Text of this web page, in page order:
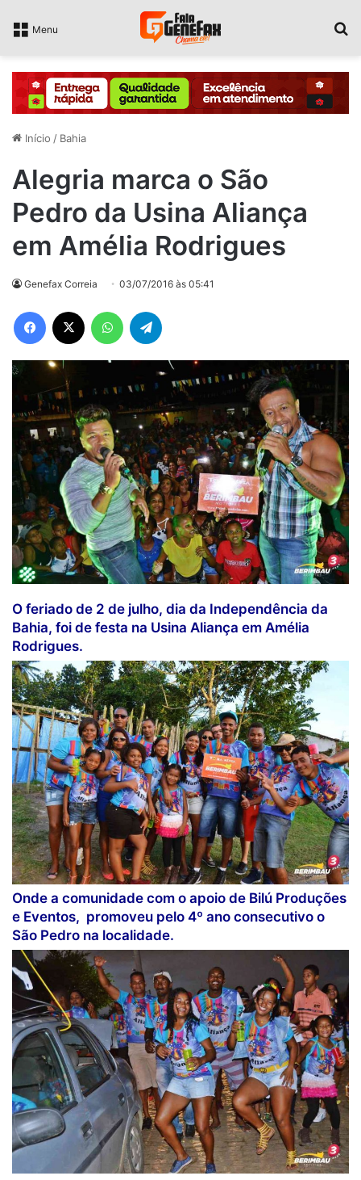
Menu
Início / Bahia
Alegria marca o São
Pedro da Usina Aliança
em Amélia Rodrigues
Genefax Correia 03/07/2016 às 05:41
Facebook WhatsApp
O feriado de 2 de julho, dia da Independência da
Bahia, foi de festa na Usina Aliança em Amélia
Rodrigues.
Onde a comunidade com o apoio de Bilú Produções
e Eventos, promoveu pelo 4º ano consecutivo o
São Pedro na localidade.